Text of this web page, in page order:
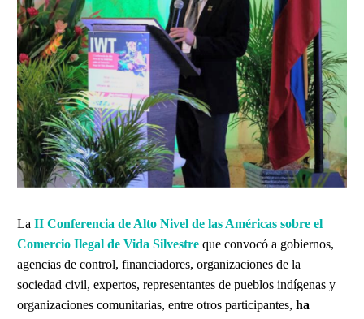
La II Conferencia de Alto Nivel de las Américas sobre el
Comercio Ilegal de Vida Silvestre que convocó a gobiernos,
agencias de control, financiadores, organizaciones de la
sociedad civil, expertos, representantes de pueblos indígenas y
organizaciones comunitarias, entre otros participantes, ha